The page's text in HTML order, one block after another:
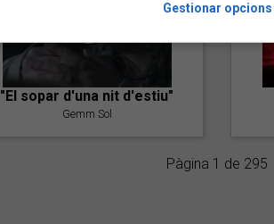
"El sopar d'una nit d'estiu"
Gemm Sol
Pàgina 1 de 295
Gestionar opcions